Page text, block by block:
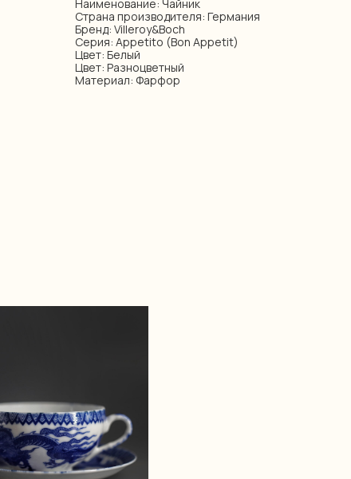
Наименование: Чайник
Страна производителя: Германия
Бренд: Villeroy&Boch
Серия: Appetito (Bon Appetit)
Цвет: Белый
Цвет: Разноцветный
Материал: Фарфор